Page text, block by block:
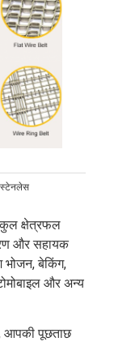
क्षेत्रफल
और सहायक
बेकिंग,
और अन्य
आपकी पूछताछ